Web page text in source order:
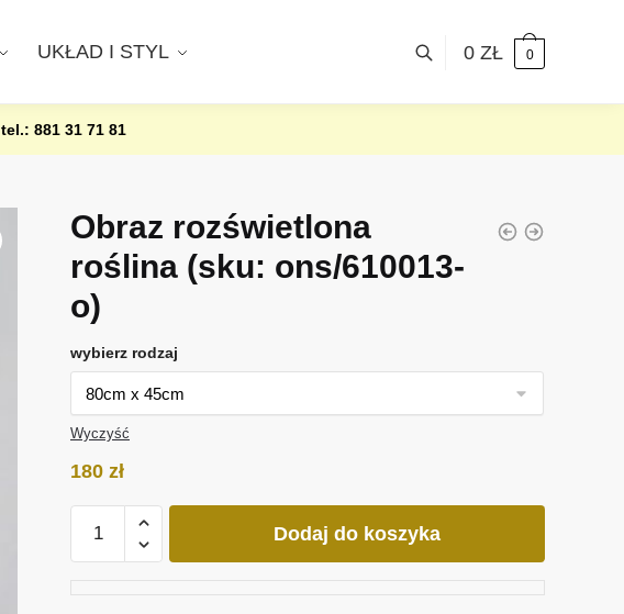
UKŁAD I STYL 0 ZŁ 0
tel.: 881 31 71 81
Obraz rozświetlona
roślina (sku: ons/610013-
o)
wybierz rodzaj
Wyczyść
180 zł
Obraz
Dodaj do koszyka